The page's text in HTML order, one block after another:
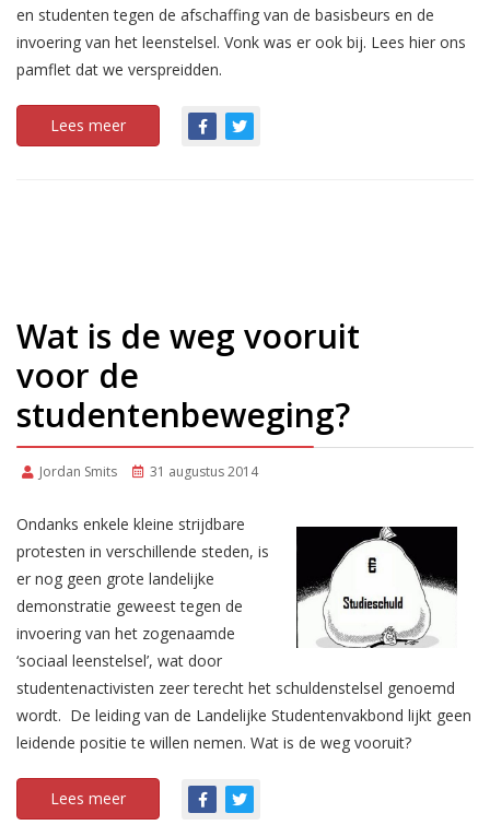
en studenten tegen de afschaffing van de basisbeurs en de
invoering van het leenstelsel. Vonk was er ook bij. Lees hier ons
pamflet dat we verspreidden.
Lees meer
Wat is de weg vooruit
voor de
studentenbeweging?
Jordan Smits 31 augustus 2014
Ondanks enkele kleine strijdbare
protesten in verschillende steden, is
er nog geen grote landelijke
demonstratie geweest tegen de
invoering van het zogenaamde
‘sociaal leenstelsel’, wat door
studentenactivisten zeer terecht het schuldenstelsel genoemd
wordt. De leiding van de Landelijke Studentenvakbond lijkt geen
leidende positie te willen nemen. Wat is de weg vooruit?
Lees meer